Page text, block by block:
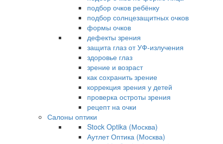
подбор очков ребёнку
подбор солнцезащитных очков
формы очков
дефекты зрения
защита глаз от УФ-излучения
здоровье глаз
зрение и возраст
как сохранить зрение
коррекция зрения у детей
проверка остроты зрения
рецепт на очки
Салоны оптики
Stock Optika (Москва)
Аутлет Оптика (Москва)